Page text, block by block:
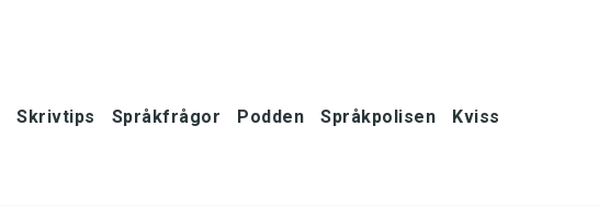
Skrivtips Språkfrågor Podden Språkpolisen Kviss